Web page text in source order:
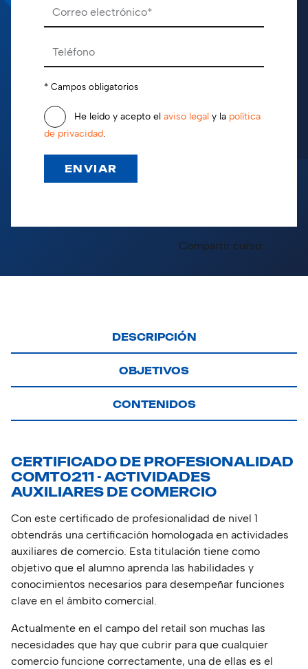
* Campos obligatorios
He leído y acepto el aviso legal y la política
de privacidad.
Compartir curso:
DESCRIPCIÓN
OBJETIVOS
CONTENIDOS
CERTIFICADO DE PROFESIONALIDAD
COMT0211 - ACTIVIDADES
AUXILIARES DE COMERCIO
Con este certificado de profesionalidad de nivel 1
obtendrás una certificación homologada en actividades
auxiliares de comercio. Esta titulación tiene como
objetivo que el alumno aprenda las habilidades y
conocimientos necesarios para desempeñar funciones
clave en el ámbito comercial.
Actualmente en el campo del retail son muchas las
necesidades que hay que cubrir para que cualquier
comercio funcione correctamente, una de ellas es el